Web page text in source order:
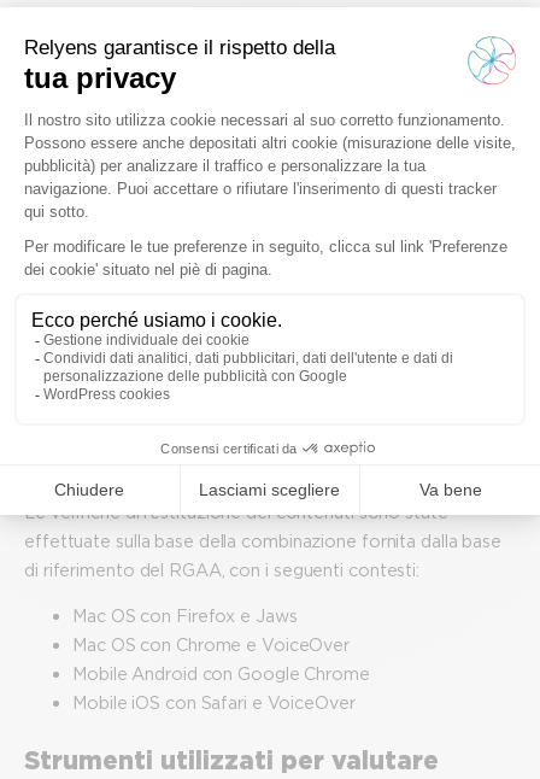
Redazione di questa
dichiarazione di accessibilità
Questa dichiarazione è stata redatta il 23 dicembre 2025.
Tecnologie utilizzate dal sito
WordPress con l’editor Gutenberg
PHP
HTML
CSS
Javascript
jQuery
Ambienti di test utilizzati per l’audit
Le verifiche di restituzione dei contenuti sono state
effettuate sulla base della combinazione fornita dalla base
di riferimento del RGAA, con i seguenti contesti:
Mac OS con Firefox e Jaws
Mac OS con Chrome e VoiceOver
Mobile Android con Google Chrome
Mobile iOS con Safari e VoiceOver
Strumenti utilizzati per valutare